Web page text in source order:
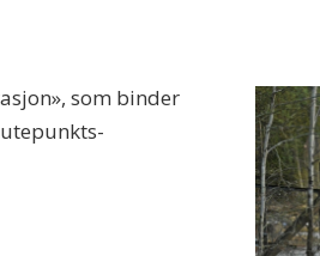
som binder